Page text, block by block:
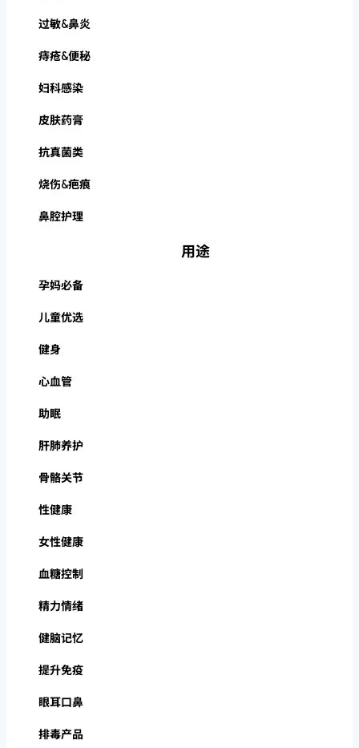
过敏&鼻炎
痔疮&便秘
妇科感染
皮肤药膏
抗真菌类
烧伤&疤痕
鼻腔护理
用途
孕妈必备
儿童优选
健身
心血管
助眠
肝肺养护
骨骼关节
性健康
女性健康
血糖控制
精力情绪
健脑记忆
提升免疫
眼耳口鼻
排毒产品